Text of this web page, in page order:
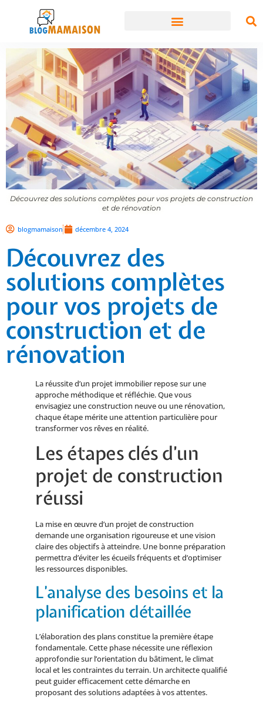
Découvrez des solutions complètes pour vos projets de construction
et de rénovation
blogmamaison décembre 4, 2024
Découvrez des
solutions complètes
pour vos projets de
construction et de
rénovation
La réussite d’un projet immobilier repose sur une
approche méthodique et réfléchie. Que vous
envisagiez une construction neuve ou une rénovation,
chaque étape mérite une attention particulière pour
transformer vos rêves en réalité.
Les étapes clés d’un
projet de construction
réussi
La mise en œuvre d’un projet de construction
demande une organisation rigoureuse et une vision
claire des objectifs à atteindre. Une bonne préparation
permettra d’éviter les écueils fréquents et d’optimiser
les ressources disponibles.
L’analyse des besoins et la
planification détaillée
L’élaboration des plans constitue la première étape
fondamentale. Cette phase nécessite une réflexion
approfondie sur l’orientation du bâtiment, le climat
local et les contraintes du terrain. Un architecte qualifié
peut guider efficacement cette démarche en
proposant des solutions adaptées à vos attentes.